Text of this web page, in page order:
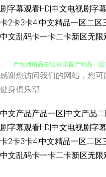
剧字幕观看HD|中文电视剧字
卡2卡3卡4|中文精品一区二区
中文乱码卡一卡二卡新区无限
蜜桃视频comwww 九九99国产香蕉
美女做91 性生活黄色片图片 黄
www中文字幕 91狼友聚导航 九
国产精品久久精 狼人伊人aV 男女
感谢您访问我们的网站，您
健身俱乐部
中文产品产品一区|中文产品
剧字幕观看HD|中文电视剧字
卡2卡3卡4|中文精品一区二区
中文乱码卡一卡二卡新区无限
蜜桃视频comwww 九九99国产香蕉